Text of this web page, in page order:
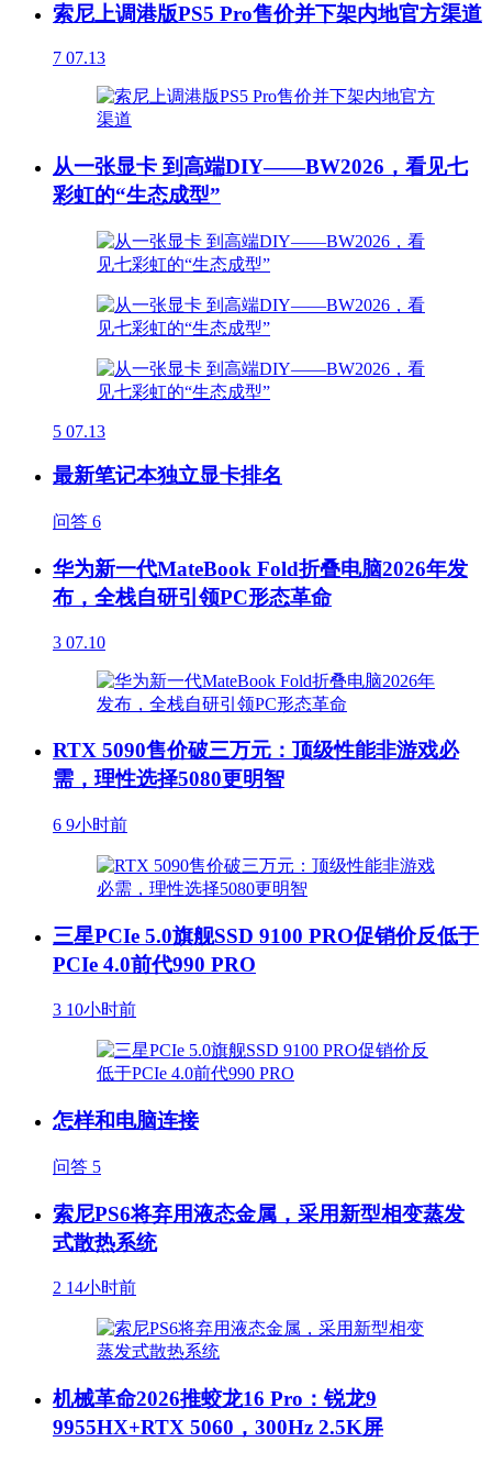
索尼上调港版PS5 Pro售价并下架内地官方渠道
7 07.13
从一张显卡 到高端DIY——BW2026，看见七
彩虹的“生态成型”
5 07.13
最新笔记本独立显卡排名
问答 6
华为新一代MateBook Fold折叠电脑2026年发
布，全栈自研引领PC形态革命
3 07.10
RTX 5090售价破三万元：顶级性能非游戏必
需，理性选择5080更明智
6 9小时前
三星PCIe 5.0旗舰SSD 9100 PRO促销价反低于
PCIe 4.0前代990 PRO
3 10小时前
怎样和电脑连接
问答 5
索尼PS6将弃用液态金属，采用新型相变蒸发
式散热系统
2 14小时前
机械革命2026推蛟龙16 Pro：锐龙9
9955HX+RTX 5060，300Hz 2.5K屏